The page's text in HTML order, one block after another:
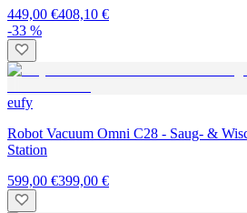
449,00 €408,10 €
-33 %
eufy
Robot Vacuum Omni C28 - Saug- &
Station
599,00 €399,00 €